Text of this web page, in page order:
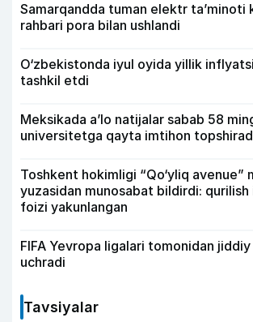
Samarqandda tuman elektr ta’minoti
rahbari pora bilan ushlandi
O‘zbekistonda iyul oyida yillik
tashkil etdi
Meksikada a’lo natijalar sabab 58
universitetga qayta imtihon
Toshkent hokimligi “Qo‘yliq avenue”
yuzasidan munosabat bildirdi: qurilish
foizi yakunlangan
FIFA Yevropa ligalari tomonidan
uchradi
Tavsiyalar